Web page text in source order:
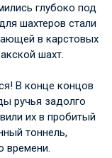
глубоко под
шахтеров стали
в карстовых
шахт.
В конце концов
ручья задолго
их в пробитый
тоннель,
времени.